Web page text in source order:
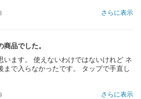
さらに表示
商品でした。
います。 使えないわけではないけれど ネ
まで入らなかったです。 タップで手直し
さらに表示